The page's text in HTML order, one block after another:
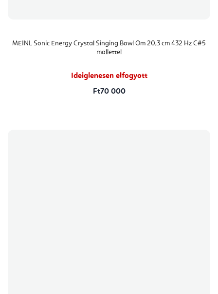
MEINL Sonic Energy Crystal Singing Bowl Om 20,3 cm 432 Hz C#5
mallettel
Ideiglenesen elfogyott
Ft70 000